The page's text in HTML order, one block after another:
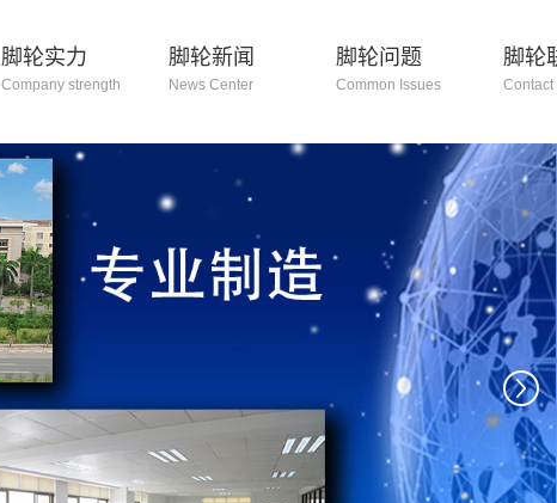
脚轮实力
Company strength
脚轮新闻
News Center
脚轮问题
Common Issues
脚轮
Contact